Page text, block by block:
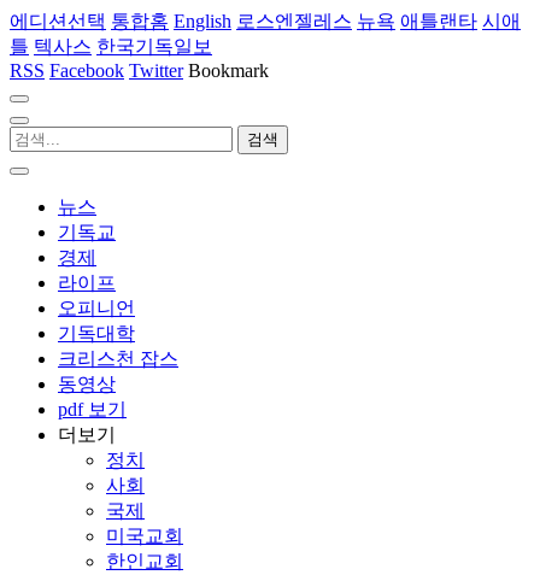
에디션선택 통합홈 English 로스엔젤레스 뉴욕 애틀랜타 시애
틀 텍사스 한국기독일보
RSS Facebook Twitter Bookmark
뉴스
기독교
경제
라이프
오피니언
기독대학
크리스천 잡스
동영상
pdf 보기
더보기
정치
사회
국제
미국교회
한인교회